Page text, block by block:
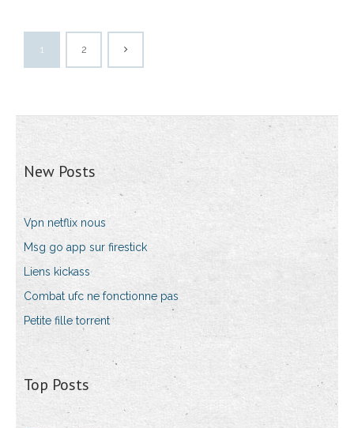
1 2
New Posts
Vpn netflix nous
Msg go app sur firestick
Liens kickass
Combat ufc ne fonctionne pas
Petite fille torrent
Top Posts